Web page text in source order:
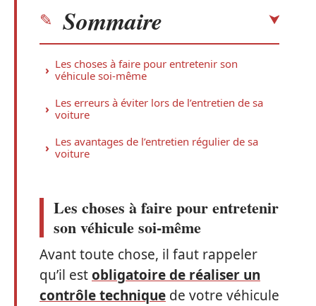
Sommaire
Les choses à faire pour entretenir son
véhicule soi-même
Les erreurs à éviter lors de l’entretien de sa
voiture
Les avantages de l’entretien régulier de sa
voiture
Les choses à faire pour entretenir
son véhicule soi-même
Avant toute chose, il faut rappeler
qu’il estobligatoire de réaliser un
contrôle technique de votre véhicule